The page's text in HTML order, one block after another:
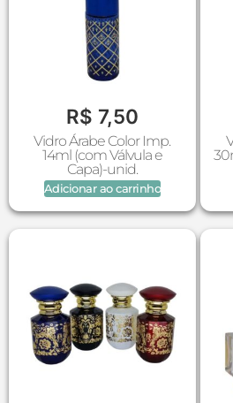
R$ 7,50
Vidro Árabe Color Imp.
14ml (com Válvula e
Capa)-unid.
Adicionar ao carrinho